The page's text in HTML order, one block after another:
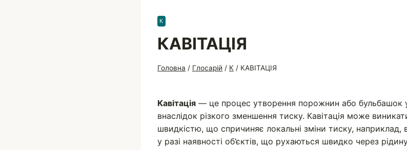
К
КАВІТАЦІЯ
Головна / Глосарій / К / КАВІТАЦІЯ
Кавітація — це процес утворення порожнин або бульбашок у
внаслідок різкого зменшення тиску. Кавітація може
швидкістю, що спричиняє локальні зміни тиску, наприклад,
у разі наявності об’єктів, що рухаються швидко через